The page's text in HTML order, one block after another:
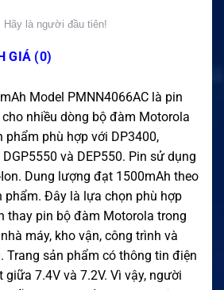
Hãy là người đầu tiên!
GIÁ (0)
Model PMNN4066AC là pin
nhiều dòng bộ đàm Motorola
phẩm phù hợp với DP3400,
DGP5550 và DEP550. Pin sử dụng
Dung lượng đạt 1500mAh theo
phẩm. Đây là lựa chọn phù hợp
thay pin bộ đàm Motorola trong
máy, kho vận, công trình và
Trang sản phẩm có thông tin điện
7.4V và 7.2V. Vì vậy, người